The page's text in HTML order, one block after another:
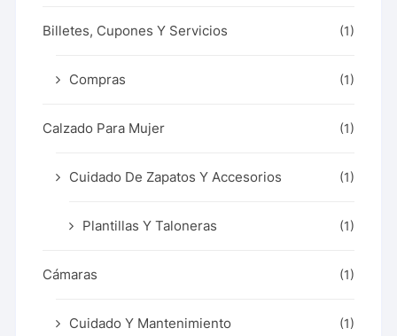
Billetes, Cupones Y Servicios (1)
Compras (1)
Calzado Para Mujer (1)
Cuidado De Zapatos Y Accesorios (1)
Plantillas Y Taloneras (1)
Cámaras (1)
Cuidado Y Mantenimiento (1)